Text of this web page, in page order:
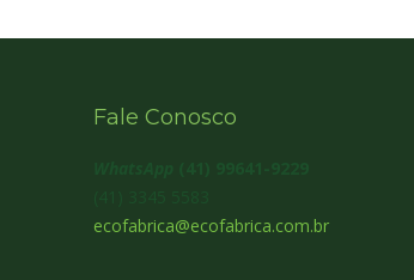
Fale Conosco
ecofabrica@ecofabrica.com.br